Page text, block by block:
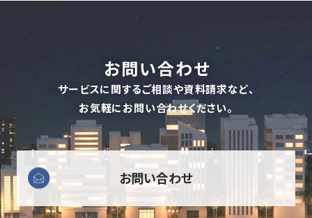
お問い合わせ
サービスに関するご相談や資料請求など、
お気軽にお問い合わせください。
お問い合わせ